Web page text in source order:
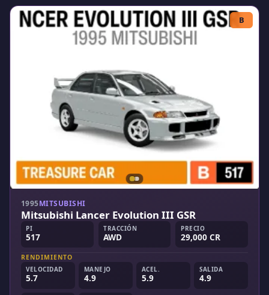
B
1995MITSUBISHI
Mitsubishi Lancer Evolution III GSR
PI
517
TRACCIÓN
AWD
PRECIO
29,000 CR
RENDIMIENTO
VELOCIDAD
5.7
MANEJO
4.9
ACEL.
5.9
SALIDA
4.9